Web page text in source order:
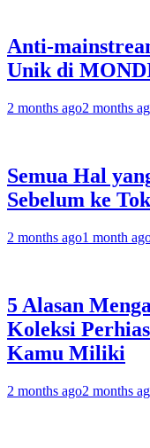
Anti-
Unik di
2 months ago2 months
Semua Hal
Sebelum ke
2 months ago1 month
5 Alasan
Koleksi
Kamu Miliki
2 months ago2 months